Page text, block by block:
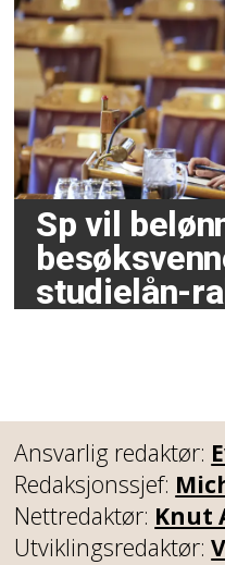
Sp vil
studielån-
Ansvarlig redaktør:
Redaksjonssjef:
Nettredaktør: Knut
Utviklingsredaktør: